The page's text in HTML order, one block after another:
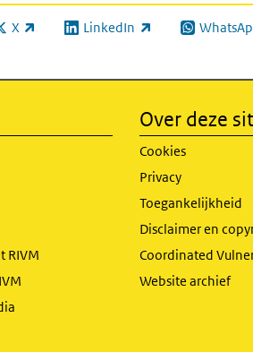
X link) LinkedIn
(externe link) (externe
RIVM
Over deze
Cookies
Privacy
Toegankelijkheid
Disclaimer en
Coordinated
Website archief